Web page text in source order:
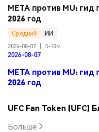
META против MU:
2026 год
Средний
ИИ
2026-08-07
5-10м
2026-08-07
META против MU:
2026 год
UFC Fan Token (UFC)
Больше